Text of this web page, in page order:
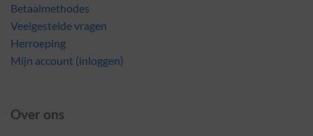
Betaalmethodes
Veelgestelde vragen
Herroeping
Mijn account (inloggen)
Over ons